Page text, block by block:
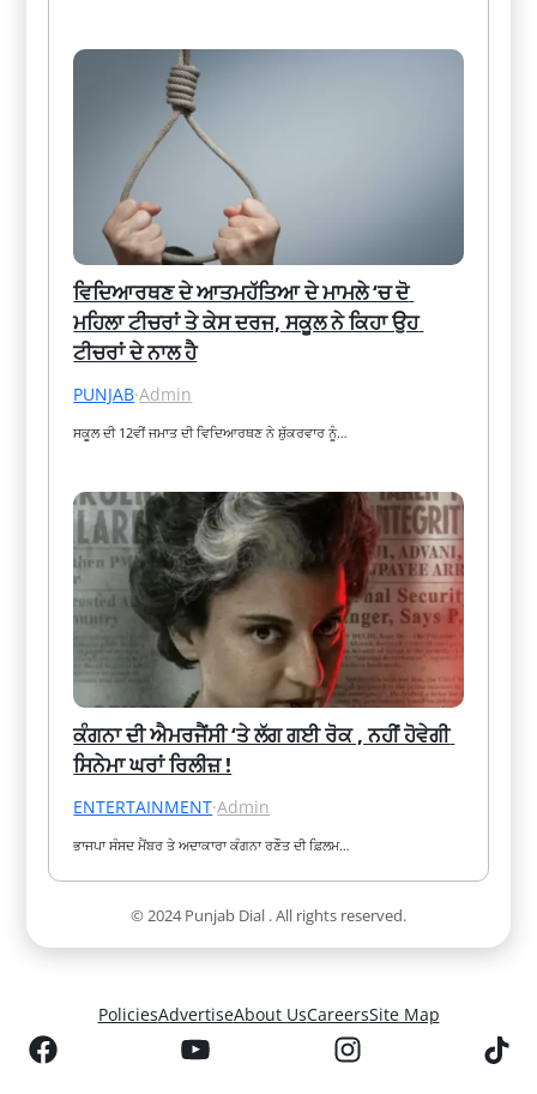
ਵਿਦਿਆਰਥਣ ਦੇ ਆਤਮਹੱਤਿਆ ਦੇ ਮਾਮਲੇ ‘ਚ ਦੋ
ਮਹਿਲਾ ਟੀਚਰਾਂ ਤੇ ਕੇਸ ਦਰਜ, ਸਕੂਲ ਨੇ ਕਿਹਾ ਉਹ
ਟੀਚਰਾਂ ਦੇ ਨਾਲ ਹੈ
PUNJAB·Admin
ਸਕੂਲ ਦੀ 12ਵੀਂ ਜਮਾਤ ਦੀ ਵਿਦਿਆਰਥਣ ਨੇ ਸ਼ੁੱਕਰਵਾਰ ਨੂੰ…
ਕੰਗਨਾ ਦੀ ਐਮਰਜੈਂਸੀ ‘ਤੇ ਲੱਗ ਗਈ ਰੋਕ , ਨਹੀਂ ਹੋਵੇਗੀ
ਸਿਨੇਮਾ ਘਰਾਂ ਰਿਲੀਜ਼ !
ENTERTAINMENT·Admin
ਭਾਜਪਾ ਸੰਸਦ ਮੈਂਬਰ ਤੇ ਅਦਾਕਾਰਾ ਕੰਗਨਾ ਰਣੌਤ ਦੀ ਫ਼ਿਲਮ…
© 2024 Punjab Dial . All rights reserved.
PoliciesAdvertiseAbout UsCareersSite Map